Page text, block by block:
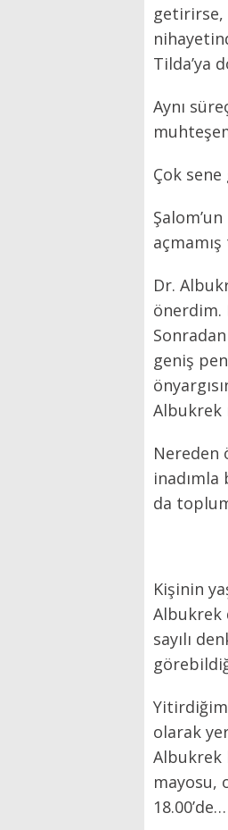
getirirse,
Tilda’ya
Aynı
Çok
Dr.
önerdim.
geniş
Albukrek
Nereden
inadımla
da
Kişinin
Albukrek
sayılı
olarak
Albukrek
mayosu,
18.00’de…